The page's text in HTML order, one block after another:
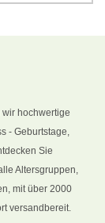
hochwertige
- Geburtstage,
Sie
Altersgruppen,
mit über 2000
versandbereit.